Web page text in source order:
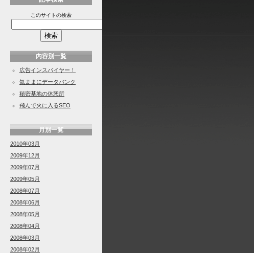
このサイトの検索
内容別一覧
広告インスパイヤー！
気ままにデータバンク
秘密基地の休憩所
飛んで火に入るSEO
月別一覧
2010年03月
2009年12月
2009年07月
2009年05月
2008年07月
2008年06月
2008年05月
2008年04月
2008年03月
2008年02月